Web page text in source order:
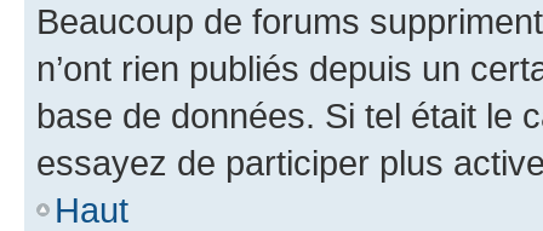
Beaucoup de forums
n’ont rien publiés depuis un
base de données. Si tel était le
essayez de participer plus
Haut